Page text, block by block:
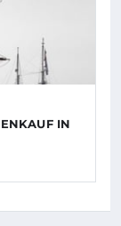
IN